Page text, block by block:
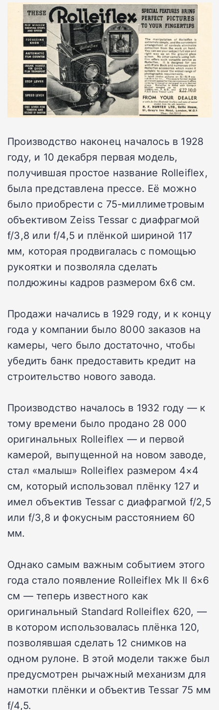
Производство наконец началось в 1928
году, и 10 декабря первая модель,
получившая простое название Rolleiflex,
была представлена прессе. Её можно
было приобрести с 75-миллиметровым
объективом Zeiss Tessar с диафрагмой
f/3,8 или f/4,5 и плёнкой шириной 117
мм, которая продвигалась с помощью
рукоятки и позволяла сделать
полдюжины кадров размером 6х6 см.
Продажи начались в 1929 году, и к концу
года у компании было 8000 заказов на
камеры, чего было достаточно, чтобы
убедить банк предоставить кредит на
строительство нового завода.
Производство началось в 1932 году — к
тому времени было продано 28 000
оригинальных Rolleiflex — и первой
камерой, выпущенной на новом заводе,
стал «малыш» Rolleiflex размером 4×4
см, который использовал плёнку 127 и
имел объектив Tessar с диафрагмой f/2,5
или f/3,8 и фокусным расстоянием 60
мм.
Однако самым важным событием этого
года стало появление Rolleiflex Mk II 6×6
см — теперь известного как
оригинальный Standard Rolleiflex 620, —
в котором использовалась плёнка 120,
позволявшая сделать 12 снимков на
одном рулоне. В этой модели также был
предусмотрен рычажный механизм для
намотки плёнки и объектив Tessar 75 мм
f/4,5.